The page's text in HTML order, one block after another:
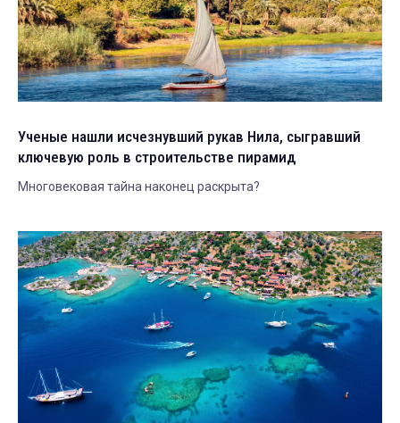
Ученые нашли исчезнувший рукав Нила, сыгравший
ключевую роль в строительстве пирамид
Многовековая тайна наконец раскрыта?